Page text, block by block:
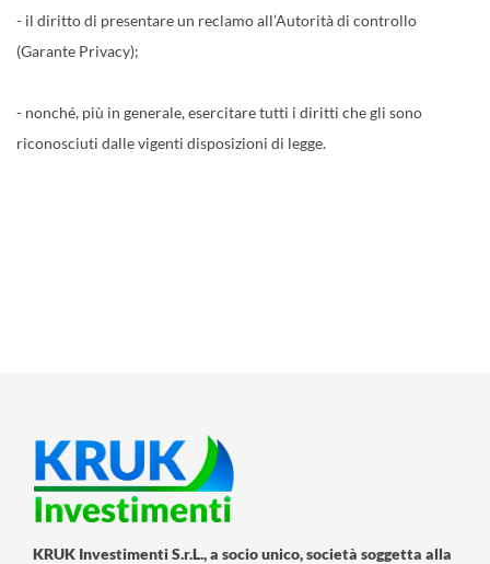
- il diritto di presentare un reclamo all’Autorità di controllo
(Garante Privacy);
- nonché, più in generale, esercitare tutti i diritti che gli sono
riconosciuti dalle vigenti disposizioni di legge.
KRUK Investimenti S.r.L., a socio unico, società soggetta alla